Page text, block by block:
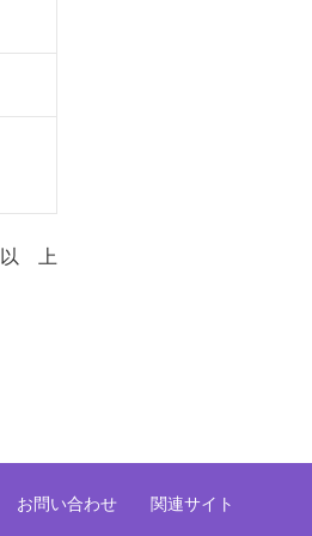
以 上
お問い合わせ 関連サイト